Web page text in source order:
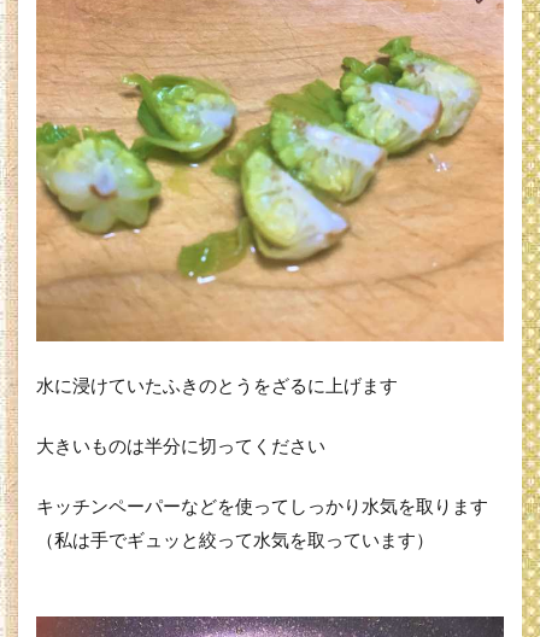
水に浸けていたふきのとうをざるに上げます
大きいものは半分に切ってください
キッチンペーパーなどを使ってしっかり水気を取ります
（私は手でギュッと絞って水気を取っています）